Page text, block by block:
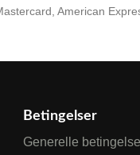
American
Betingelser
Generelle